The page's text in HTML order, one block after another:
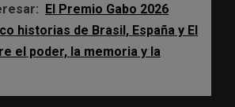
El Premio Gabo 2026
historias de Brasil, España y El
el poder, la memoria y la